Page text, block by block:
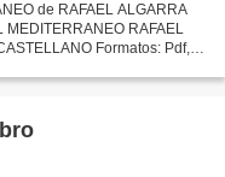
de RAFAEL ALGARRA
MEDITERRANEO RAFAEL
Formatos: Pdf,